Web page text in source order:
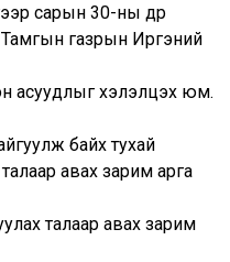
сарын 30-ны өдөр
газрын Иргэний
асуудлыг хэлэлцэх юм.
байх тухай
авах зарим арга
талаар авах зарим